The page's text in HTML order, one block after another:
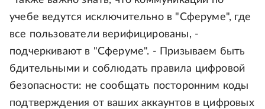
учебе ведутся исключительно в "Сферуме", где
все пользователи верифицированы, -
подчеркивают в "Сферуме". - Призываем быть
бдительными и соблюдать правила цифровой
безопасности: не сообщать посторонним коды
подтверждения от ваших аккаунтов в цифровых